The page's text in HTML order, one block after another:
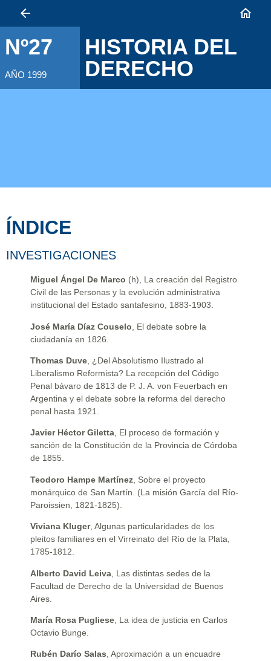
Nº27
AÑO 1999
HISTORIA DEL
DERECHO
ÍNDICE
INVESTIGACIONES
Miguel Ángel De Marco (h), La creación del Registro
Civil de las Personas y la evolución administrativa
institucional del Estado santafesino, 1883-1903.
José María Díaz Couselo , El debate sobre la
ciudadanía en 1826.
Thomas Duve , ¿Del Absolutismo Ilustrado al
Liberalismo Reformista? La recepción del Código
Penal bávaro de 1813 de P. J. A. von Feuerbach en
Argentina y el debate sobre la reforma del derecho
penal hasta 1921.
Javier Héctor Giletta, El proceso de formación y
sanción de la Constitución de la Provincia de Córdoba
de 1855.
Teodoro Hampe Martínez , Sobre el proyecto
monárquico de San Martín. (La misión García del Río-
Paroissien, 1821-1825).
Viviana Kluger, Algunas particularidades de los
pleitos familiares en el Virreinato del Río de la Plata,
1785-1812.
Alberto David Leiva , Las distintas sedes de la
Facultad de Derecho de la Universidad de Buenos
Aires.
María Rosa Pugliese , La idea de justicia en Carlos
Octavio Bunge.
Rubén Darío Salas, Aproximación a un encuadre